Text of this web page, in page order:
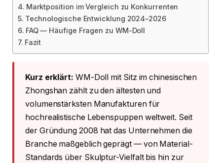
Marktposition im Vergleich zu Konkurrenten
Technologische Entwicklung 2024–2026
FAQ — Häufige Fragen zu WM-Doll
Fazit
Kurz erklärt: WM-Doll mit Sitz im chinesischen
Zhongshan zählt zu den ältesten und
volumenstärksten Manufakturen für
hochrealistische Lebenspuppen weltweit. Seit
der Gründung 2008 hat das Unternehmen die
Branche maßgeblich geprägt — von Material-
Standards über Skulptur-Vielfalt bis hin zur